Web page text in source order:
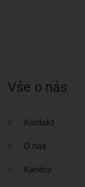
Vše o nás
Kontakt
O nás
Kariéra